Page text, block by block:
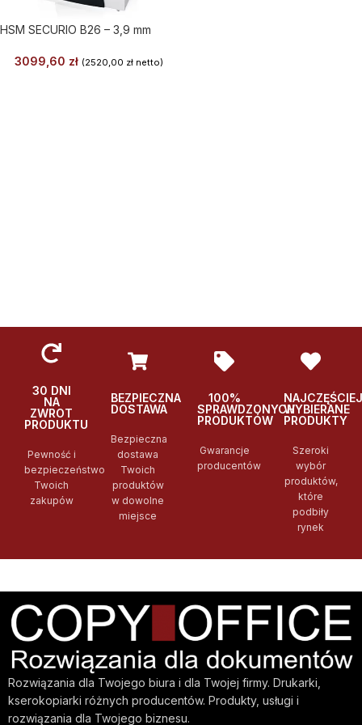
HSM SECURIO B26 – 3,9 mm
3099,60 zł (2520,00 złnetto)
30 DNI
NA
ZWROT
PRODUKTU
Pewność i
bezpieczeństwo
Twoich
zakupów
BEZPIECZNA
DOSTAWA
Bezpieczna
dostawa
Twoich
produktów
w dowolne
miejsce
100%
SPRAWDZONYCH
PRODUKTÓW
Gwarancje
producentów
NAJCZĘŚCIEJ
WYBIERANE
PRODUKTY
Szeroki
wybór
produktów,
które
podbiły
rynek
Rozwiązania dla Twojego biura i dla Twojej firmy. Drukarki,
kserokopiarki różnych producentów. Produkty, usługi i
rozwiązania dla Twojego biznesu.